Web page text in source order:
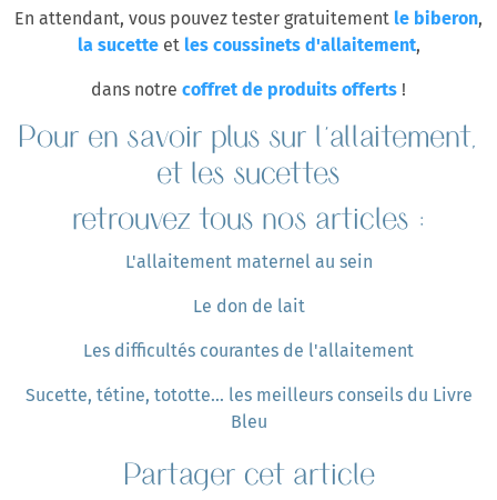
En attendant, vous pouvez tester gratuitement le biberon,
la sucetteet les coussinets d'allaitement,
dans notre coffret de produits offerts !
Pour en savoir plus sur l'allaitement,
et les sucettes
retrouvez tous nos articles :
L'allaitement maternel au sein
Le don de lait
Les difficultés courantes de l'allaitement
Sucette, tétine, tototte... les meilleurs conseils du Livre
Bleu
Partager cet article